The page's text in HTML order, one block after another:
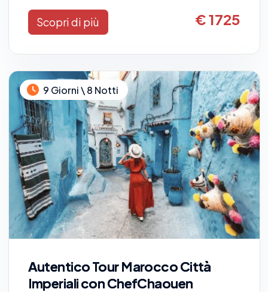
Scopri di più € 1725
9 Giorni \ 8 Notti
Autentico Tour Marocco Città
Imperiali con ChefChaouen